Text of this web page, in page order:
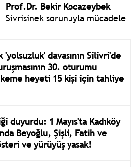
Prof.Dr. Bekir Kocazeybek
Sivrisinek sorunuyla mücadele
'yolsuzluk' davasının Silivri'de
30. oturumu
heyeti 15 kişi için tahliye
duyurdu: 1 Mayıs'ta Kadıköy
Beyoğlu, Şişli, Fatih ve
ve yürüyüş yasak!